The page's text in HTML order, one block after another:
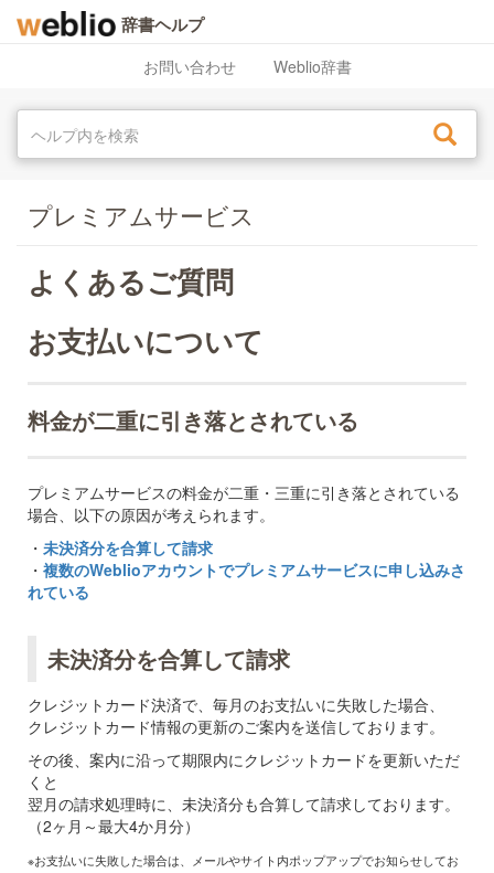
辞書ヘルプ
お問い合わせ Weblio辞書
プレミアムサービス
よくあるご質問
お支払いについて
料金が二重に引き落とされている
プレミアムサービスの料金が二重・三重に引き落とされている
場合、以下の原因が考えられます。
・ 未決済分を合算して請求
・ 複数のWeblioアカウントでプレミアムサービスに申し込みさ
れている
未決済分を合算して請求
クレジットカード決済で、毎月のお支払いに失敗した場合、
クレジットカード情報の更新のご案内を送信しております。
その後、案内に沿って期限内にクレジットカードを更新いただ
くと
翌月の請求処理時に、未決済分も合算して請求しております。
（2ヶ月～最大4か月分）
※お支払いに失敗した場合は、メールやサイト内ポップアップでお知らせしてお